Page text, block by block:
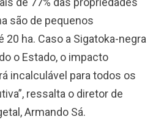
são de pequenos
ha. Caso a Sigatoka-negra
o Estado, o impacto
incalculável para todos os
ressalta o diretor de
Armando Sá.